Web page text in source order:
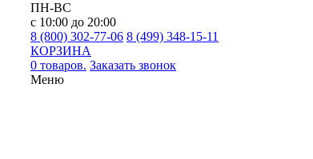
ПН-ВС
с 10:00 до 20:00
8 (800) 302-77-06 8 (499) 348-15-11
КОРЗИНА
0 товаров. Заказать звонок
Меню